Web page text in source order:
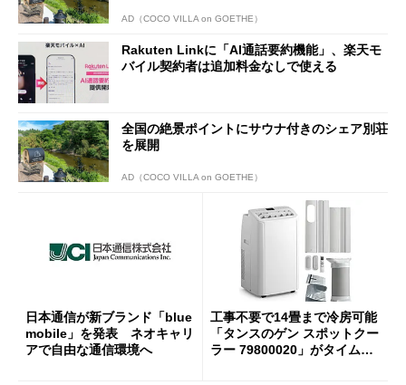
AD（COCO VILLA on GOETHE）
Rakuten Linkに「AI通話要約機能」、楽天モ
バイル契約者は追加料金なしで使える
全国の絶景ポイントにサウナ付きのシェア別荘
を展開
AD（COCO VILLA on GOETHE）
日本通信が新ブランド「blue
mobile」を発表 ネオキャリ
アで自由な通信環境へ
工事不要で14畳まで冷房可能
「タンスのゲン スポットクー
ラー 79800020」がタイムセ